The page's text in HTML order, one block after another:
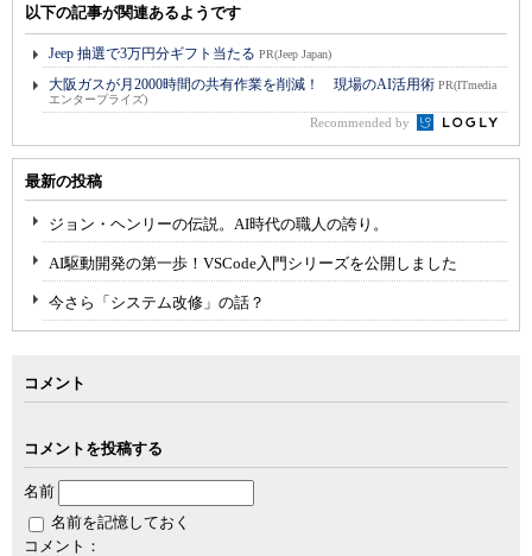
以下の記事が関連あるようです
Jeep 抽選で3万円分ギフト当たる PR(Jeep Japan)
大阪ガスが月2000時間の共有作業を削減！ 現場のAI活用術 PR(ITmedia
エンタープライズ)
Recommended by
最新の投稿
ジョン・ヘンリーの伝説。AI時代の職人の誇り。
AI駆動開発の第一歩！VSCode入門シリーズを公開しました
今さら「システム改修」の話？
コメント
コメントを投稿する
名前
名前を記憶しておく
コメント：